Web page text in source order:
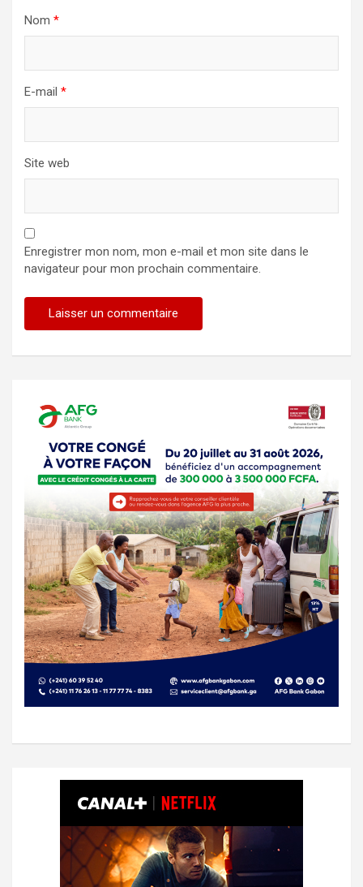
Nom *
E-mail *
Site web
Enregistrer mon nom, mon e-mail et mon site dans le
navigateur pour mon prochain commentaire.